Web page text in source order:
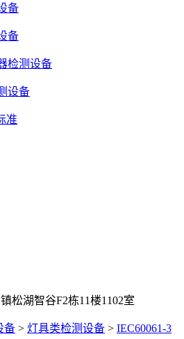
备
备
检测设备
设备
准
松湖智谷F2栋11楼1102室
备 > 灯具类检测设备 > IEC60061-3